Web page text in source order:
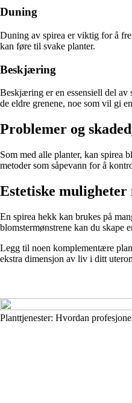
Duning
Duning av spirea er viktig for å
kan føre til svake planter.
Beskjæring
Beskjæring er en essensiell del av
de eldre grenene, noe som vil gi
Problemer og
Som med alle planter, kan spirea
metoder som såpevann for å
Estetiske muligheter
En spirea hekk kan brukes på
blomstermønstrene kan du skape
Legg til noen komplementære
ekstra dimensjon av liv i ditt
Planttjenester: Hvordan